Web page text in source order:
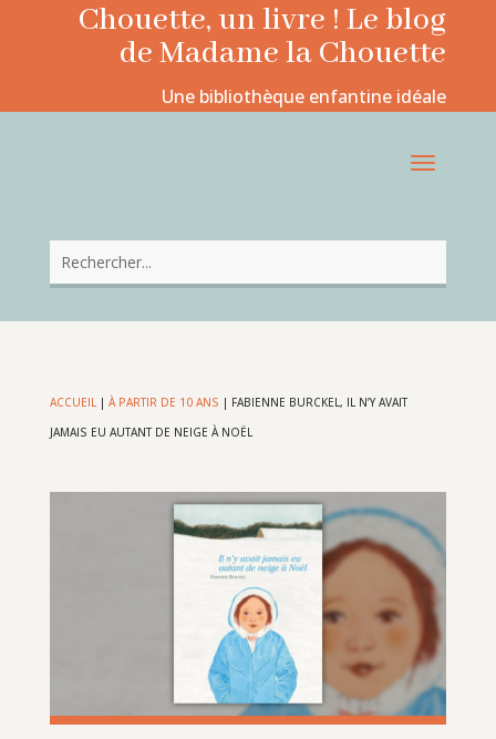
Chouette, un livre ! Le blog
de Madame la Chouette
Une bibliothèque enfantine idéale
ACCUEIL| À PARTIR DE 10 ANS | FABIENNE BURCKEL, IL N’Y AVAIT
JAMAIS EU AUTANT DE NEIGE À NOËL